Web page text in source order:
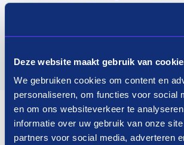
Deze website maakt gebruik van
We gebruiken cookies om content en
personaliseren, om functies voor social
en om ons websiteverkeer te
informatie over uw gebruik van onze
partners voor social media, adverteren
Visit website